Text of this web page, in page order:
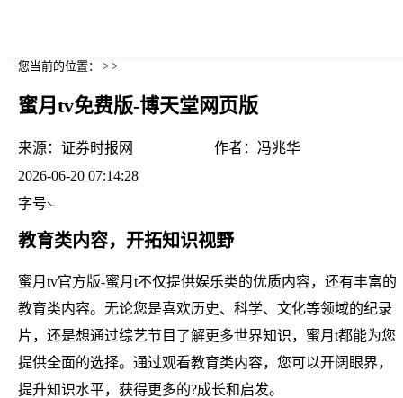
您当前的位置： > >
蜜月tv免费版-博天堂网页版
来源： 证券时报网 作者： 冯兆华
2026-06-20 07:14:28
字号
教育类内容，开拓知识视野
蜜月tv官方版-蜜月t不仅提供娱乐类的优质内容，还有丰富的
教育类内容。无论您是喜欢历史、科学、文化等领域的纪录
片，还是想通过综艺节目了解更多世界知识，蜜月t都能为您
提供全面的选择。通过观看教育类内容，您可以开阔眼界，
提升知识水平，获得更多的?成长和启发。